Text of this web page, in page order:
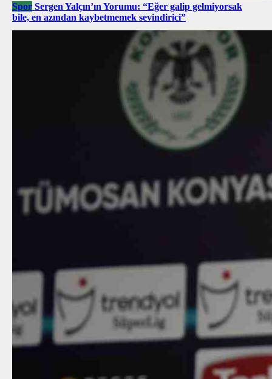
Spor Sergen Yalçın’ın Yorumu: “Eğer galip gelmiyorsak
bile, en azından kaybetmemek sevindirici”